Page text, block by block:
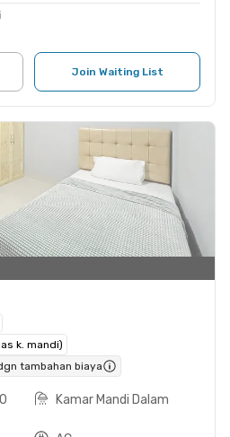
Join Waiting List
k. mandi)
tambahan biaya
Kamar Mandi Dalam